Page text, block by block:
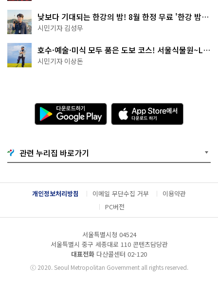
낮보다 기대되는 한강의 밤! 8월 한정 무료 '한강 밤
핑' 예약은?
시민기자 김성무
호수·예술·미식 모두 품은 도보 코스! 서울식물원~LG
아트센터~마곡테라스거리
시민기자 이상돈
다
운
로
기
G
o
g
l
e
A
p
p
e
서
다
운
관련 누리집 바로가기
개인정보처리방침 이메일 무단수집 거부
이용약관
PC버전
서울특별시청 04524
서울특별시 중구 세종대로 110 콘텐츠담당관
대표전화 다산콜센터 02-120
ⓒ2020. Seoul Metropolitan Government all rights reserved.